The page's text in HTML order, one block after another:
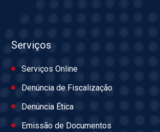
Serviços
Serviços Online
Denúncia de Fiscalização
Denúncia Ética
Emissão de Documentos